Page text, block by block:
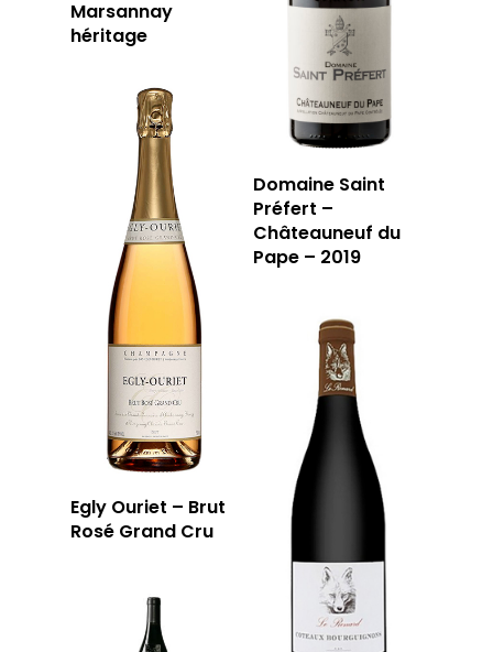
Marsannay
héritage
Domaine Saint
Préfert –
Châteauneuf du
Pape – 2019
Egly Ouriet – Brut
Rosé Grand Cru